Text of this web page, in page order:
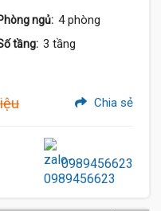
ngủ: 4 phòng
tầng: 3 tầng
Chia sẻ
0989456623